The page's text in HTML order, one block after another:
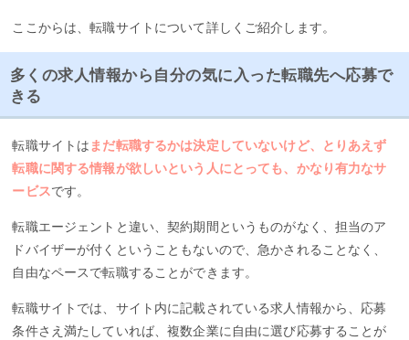
ここからは、転職サイトについて詳しくご紹介します。
多くの求人情報から自分の気に入った転職先へ応募で
きる
転職サイトは まだ転職するかは決定していないけど、とりあえず
転職に関する情報が欲しいという人にとっても、かなり有力なサ
ービスです。
転職エージェントと違い、契約期間というものがなく、担当のア
ドバイザーが付くということもないので、急かされることなく、
自由なペースで転職することができます。
転職サイトでは、サイト内に記載されている求人情報から、応募
条件さえ満たしていれば、複数企業に自由に選び応募することが